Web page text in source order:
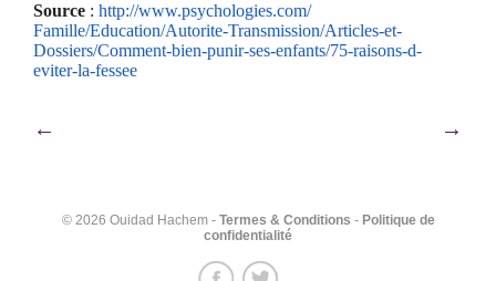
Source : http://www.psychologies.com/
Famille/Education/Autorite-Transmission/Articles-et-
Dossiers/Comment-bien-punir-ses-enfants/75-raisons-d-
eviter-la-fessee
Navigation
l’article
← →
© 2026 Ouidad Hachem - Termes & Conditions - Politique de
confidentialité